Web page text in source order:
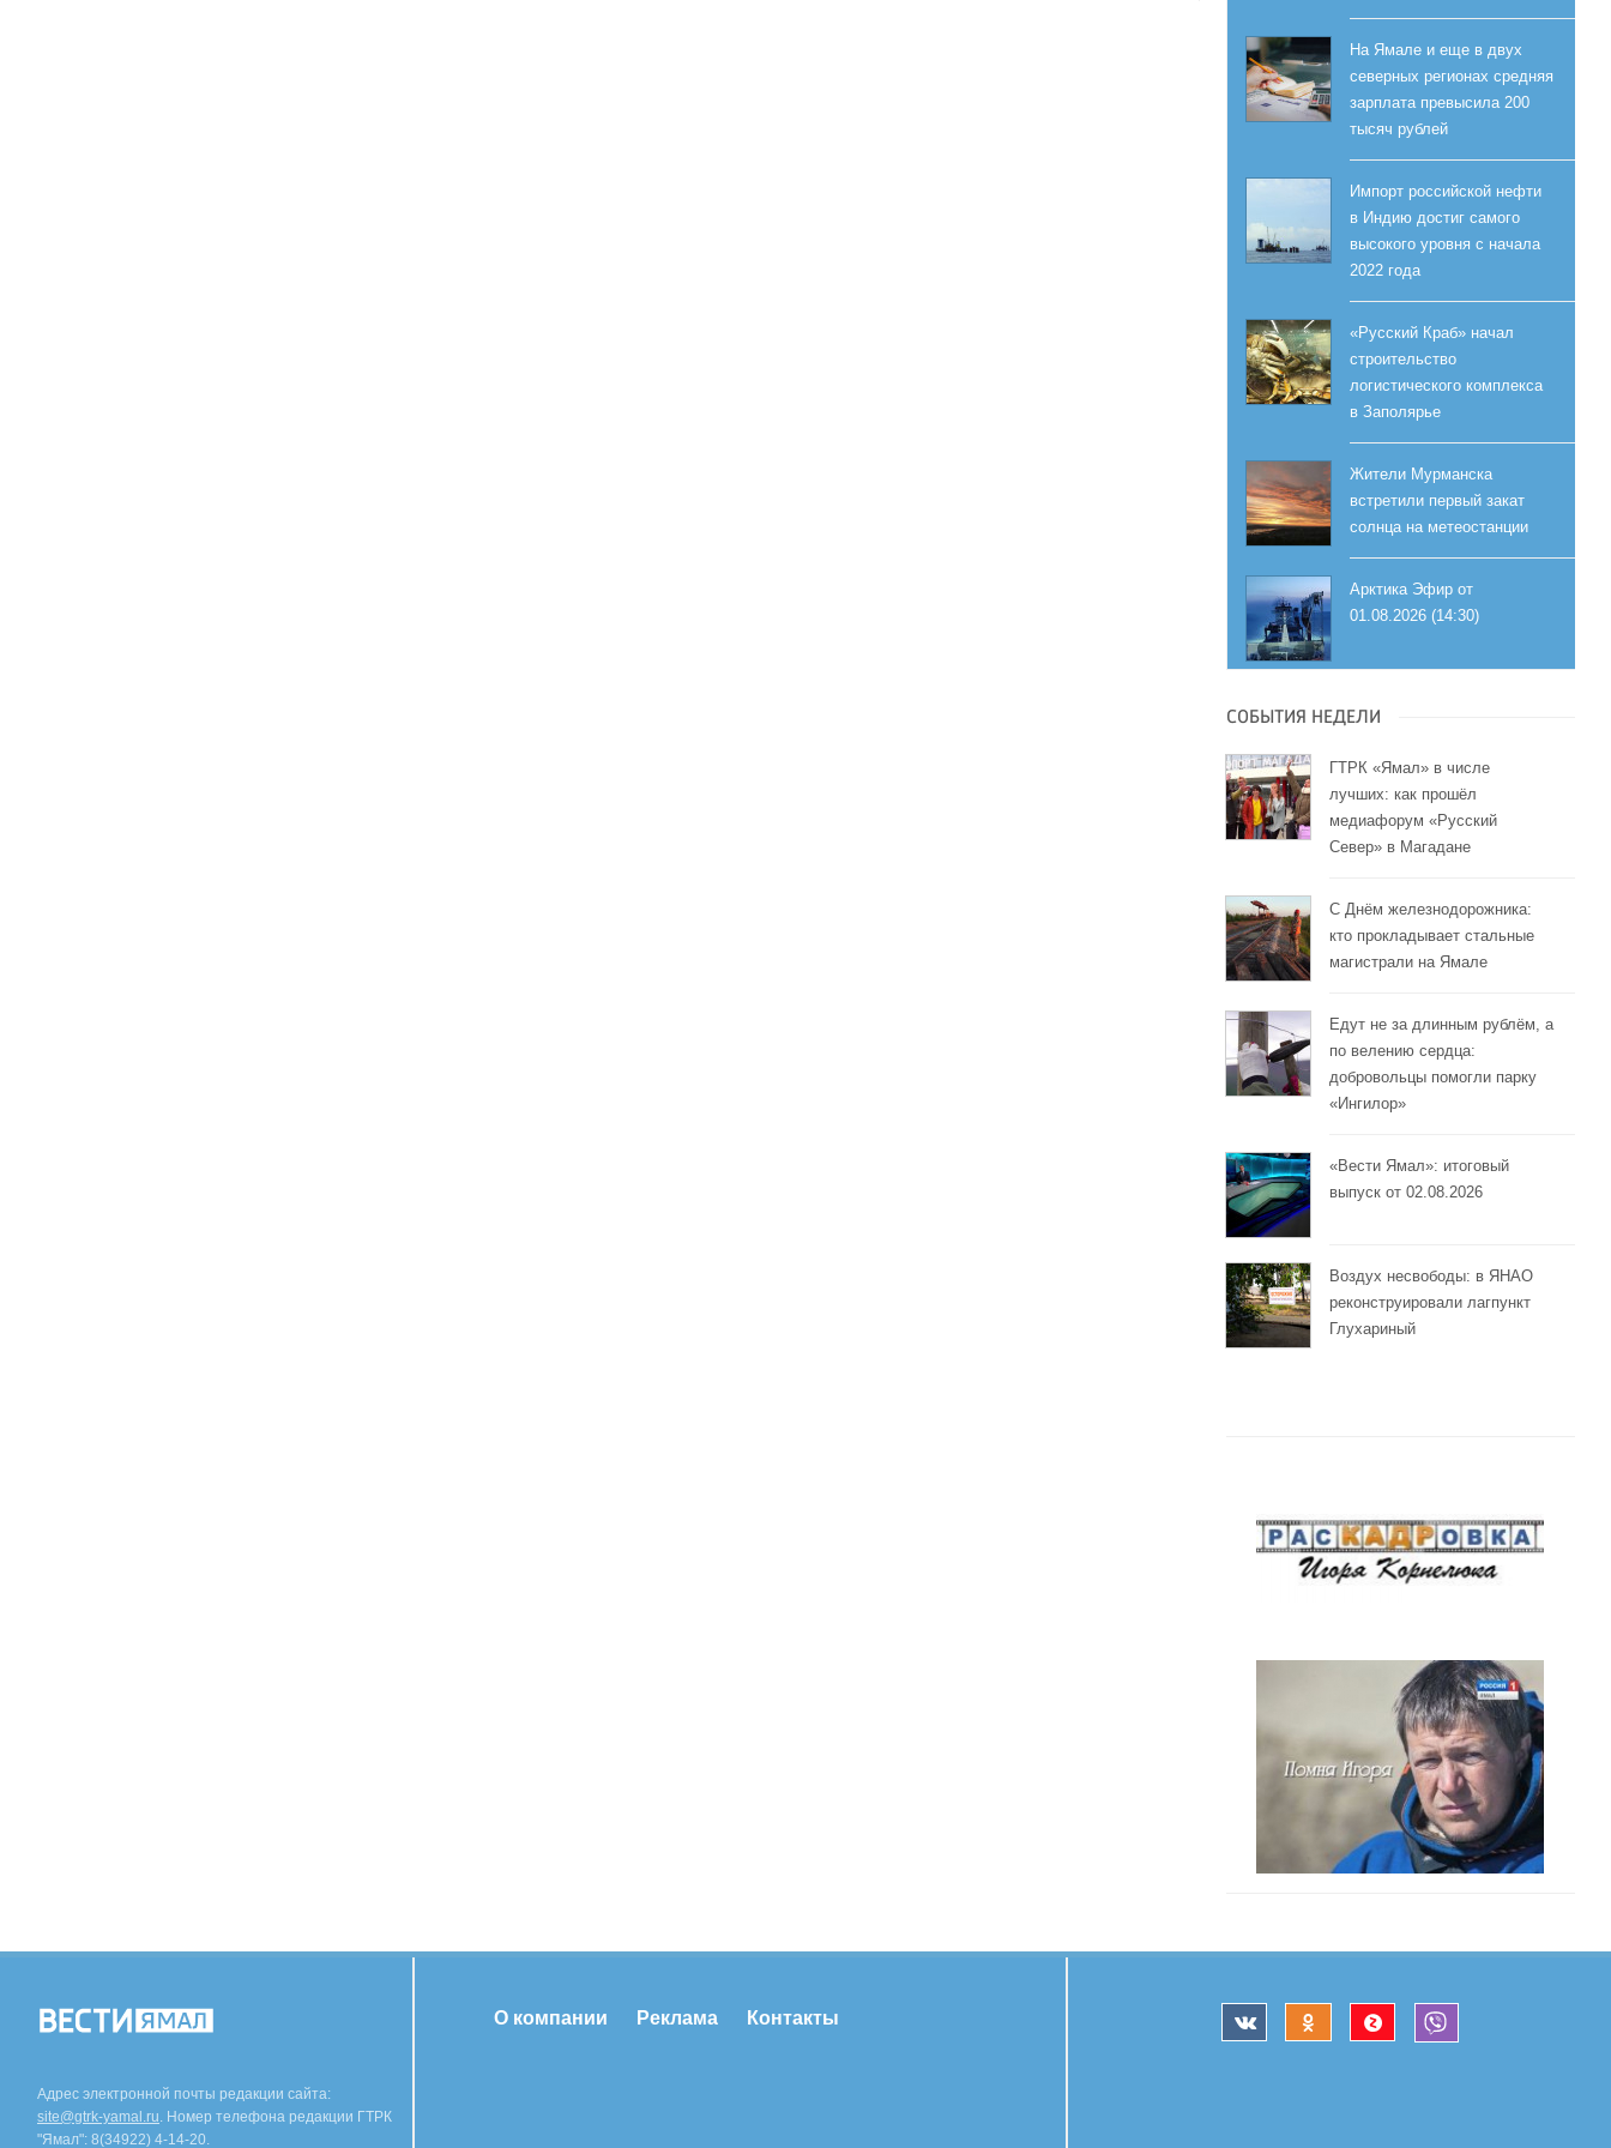
На Ямале и еще в двух
северных регионах средняя
зарплата превысила 200
тысяч рублей
Импорт российской нефти
в Индию достиг самого
высокого уровня с начала
2022 года
«Русский Краб» начал
строительство
логистического комплекса
в Заполярье
Жители Мурманска
встретили первый закат
солнца на метеостанции
Арктика Эфир от
01.08.2026 (14:30)
СОБЫТИЯ НЕДЕЛИ
ГТРК «Ямал» в числе
лучших: как прошёл
медиафорум «Русский
Север» в Магадане
С Днём железнодорожника:
кто прокладывает стальные
магистрали на Ямале
Едут не за длинным рублём, а
по велению сердца:
добровольцы помогли парку
«Ингилор»
«Вести Ямал»: итоговый
выпуск от 02.08.2026
Воздух несвободы: в ЯНАО
реконструировали лагпункт
Глухариный
Адрес электронной почты редакции сайта:
site@gtrk-yamal.ru. Номер телефона редакции ГТРК
"Ямал": 8(34922) 4-14-20.
О компании Реклама Контакты